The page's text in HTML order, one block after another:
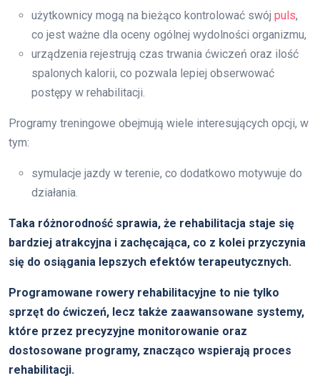
użytkownicy mogą na bieżąco kontrolować swój puls,
co jest ważne dla oceny ogólnej wydolności organizmu,
urządzenia rejestrują czas trwania ćwiczeń oraz ilość
spalonych kalorii, co pozwala lepiej obserwować
postępy w rehabilitacji.
Programy treningowe obejmują wiele interesujących opcji, w
tym:
symulacje jazdy w terenie, co dodatkowo motywuje do
działania.
Taka różnorodność sprawia, że rehabilitacja staje się
bardziej atrakcyjna i zachęcająca, co z kolei przyczynia
się do osiągania lepszych efektów terapeutycznych.
Programowane rowery rehabilitacyjne to nie tylko
sprzęt do ćwiczeń, lecz także zaawansowane systemy,
które przez precyzyjne monitorowanie oraz
dostosowane programy, znacząco wspierają proces
rehabilitacji.